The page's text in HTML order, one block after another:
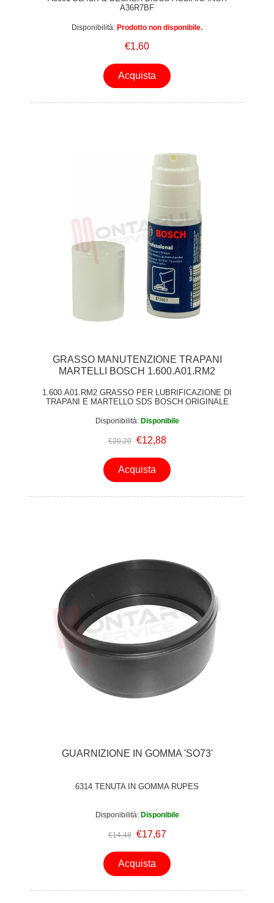
A36R7BF
Disponibilità: Prodotto non disponibile.
€1,60
Acquista
GRASSO MANUTENZIONE TRAPANI
MARTELLI BOSCH 1.600.A01.RM2
1.600.A01.RM2 GRASSO PER LUBRIFICAZIONE DI
TRAPANI E MARTELLO SDS BOSCH ORIGINALE
Disponibilità: Disponibile
€20,20 €12,88
Acquista
GUARNIZIONE IN GOMMA 'SO73'
6314 TENUTA IN GOMMA RUPES
Disponibilità: Disponibile
€14,48 €17,67
Acquista